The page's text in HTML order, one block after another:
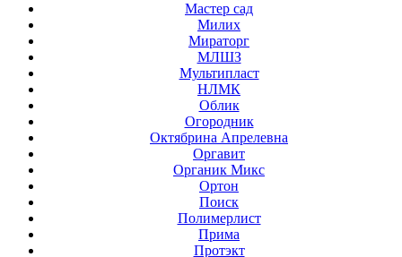
Мастер сад
Милих
Мираторг
МЛШЗ
Мультипласт
НЛМК
Облик
Огородник
Октябрина Апрелевна
Оргавит
Органик Микс
Ортон
Поиск
Полимерлист
Прима
Протэкт